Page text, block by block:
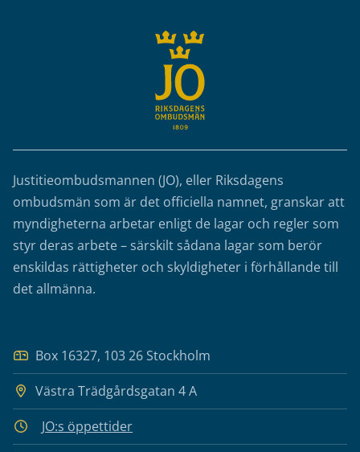
Justitieombudsmannen (JO), eller Riksdagens
ombudsmän som är det officiella namnet, granskar att
myndigheterna arbetar enligt de lagar och regler som
styr deras arbete – särskilt sådana lagar som berör
enskildas rättigheter och skyldigheter i förhållande till
det allmänna.
Box 16327, 103 26 Stockholm
Västra Trädgårdsgatan 4 A
JO:s öppettider